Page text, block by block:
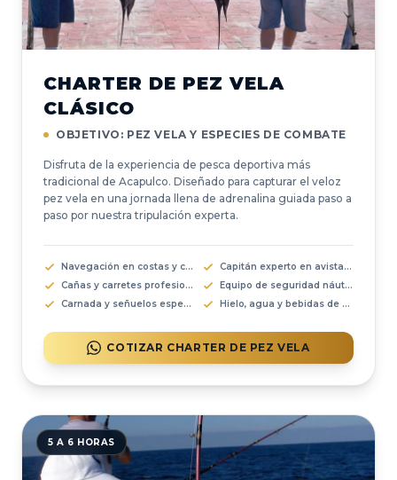
CHARTER DE PEZ VELA
CLÁSICO
OBJETIVO: PEZ VELA Y ESPECIES DE COMBATE
Disfruta de la experiencia de pesca deportiva más
tradicional de Acapulco. Diseñado para capturar el veloz
pez vela en una jornada llena de adrenalina guiada paso a
paso por nuestra tripulación experta.
Navegación en costas y corrientes cálidas
Capitán experto en avistamiento y troleo
Cañas y carretes profesionales ligeros
Equipo de seguridad náutica completo
Carnada y señuelos especializados
Hielo, agua y bebidas de cortesía
COTIZAR CHARTER DE PEZ VELA
5 A 6 HORAS